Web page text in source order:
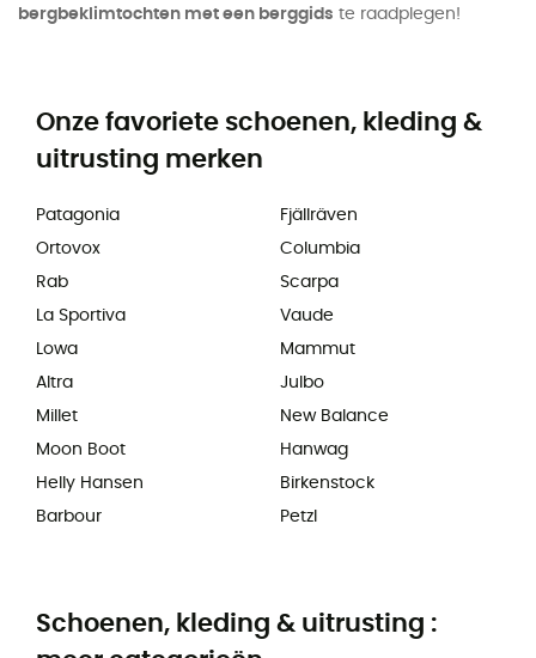
bergbeklimtochten met een berggids te raadplegen!
Onze favoriete schoenen, kleding &
uitrusting merken
Patagonia
Ortovox
Rab
La Sportiva
Lowa
Altra
Millet
Moon Boot
Helly Hansen
Barbour
Fjällräven
Columbia
Scarpa
Vaude
Mammut
Julbo
New Balance
Hanwag
Birkenstock
Petzl
Schoenen, kleding & uitrusting :